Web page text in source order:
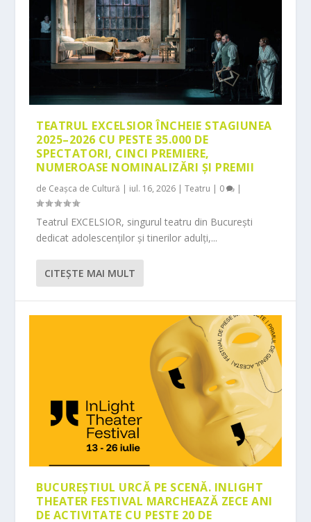
TEATRUL EXCELSIOR ÎNCHEIE STAGIUNEA
2025–2026 CU PESTE 35.000 DE
SPECTATORI, CINCI PREMIERE,
NUMEROASE NOMINALIZĂRI ȘI PREMII
de Ceașca de Cultură | iul. 16, 2026 |Teatru | 0 |
Teatrul EXCELSIOR, singurul teatru din București
dedicat adolescenților și tinerilor adulți,...
CITEŞTE MAI MULT
BUCUREȘTIUL URCĂ PE SCENĂ. INLIGHT
THEATER FESTIVAL MARCHEAZĂ ZECE ANI
DE ACTIVITATE CU PESTE 20 DE